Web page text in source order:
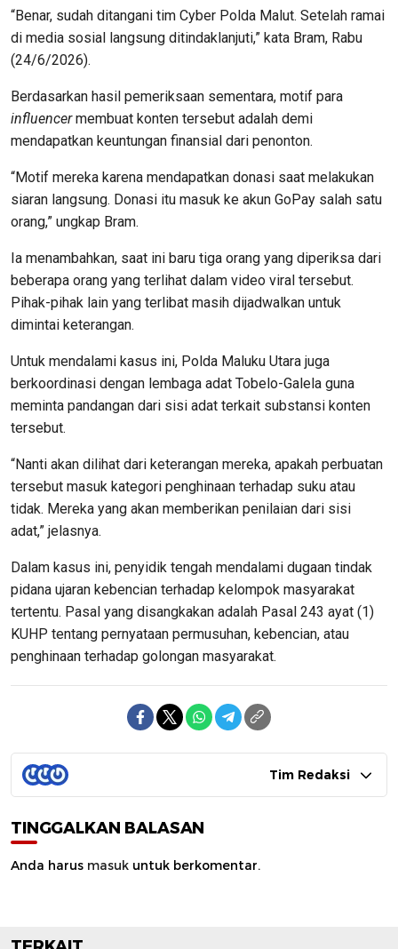
“Benar, sudah ditangani tim Cyber Polda Malut. Setelah ramai
di media sosial langsung ditindaklanjuti,” kata Bram, Rabu
(24/6/2026).
Berdasarkan hasil pemeriksaan sementara, motif para
influencermembuat konten tersebut adalah demi
mendapatkan keuntungan finansial dari penonton.
“Motif mereka karena mendapatkan donasi saat melakukan
siaran langsung. Donasi itu masuk ke akun GoPay salah satu
orang,” ungkap Bram.
Ia menambahkan, saat ini baru tiga orang yang diperiksa dari
beberapa orang yang terlihat dalam video viral tersebut.
Pihak-pihak lain yang terlibat masih dijadwalkan untuk
dimintai keterangan.
Untuk mendalami kasus ini, Polda Maluku Utara juga
berkoordinasi dengan lembaga adat Tobelo-Galela guna
meminta pandangan dari sisi adat terkait substansi konten
tersebut.
“Nanti akan dilihat dari keterangan mereka, apakah perbuatan
tersebut masuk kategori penghinaan terhadap suku atau
tidak. Mereka yang akan memberikan penilaian dari sisi
adat,” jelasnya.
Dalam kasus ini, penyidik tengah mendalami dugaan tindak
pidana ujaran kebencian terhadap kelompok masyarakat
tertentu. Pasal yang disangkakan adalah Pasal 243 ayat (1)
KUHP tentang pernyataan permusuhan, kebencian, atau
penghinaan terhadap golongan masyarakat.
Tim Redaksi
TINGGALKAN BALASAN
Anda harus masuk untuk berkomentar.